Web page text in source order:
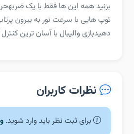
بزنید همه این ها فقط با یک
توپ هایی با سرعت نور به بیرون
دهید‏بازی والیبال با آسان ترین
نظرات کاربران
برای ثبت نظر باید وارد شوید.